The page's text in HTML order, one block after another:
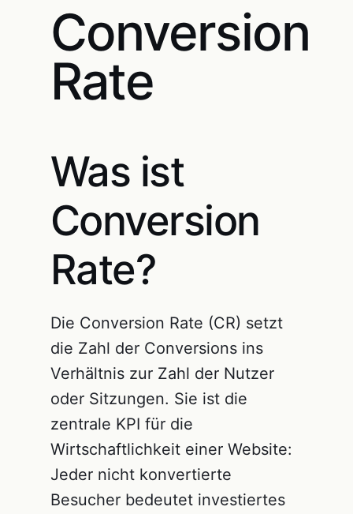
Conversion
Rate
Was ist
Conversion
Rate?
Die Conversion Rate (CR) setzt
die Zahl der Conversions ins
Verhältnis zur Zahl der Nutzer
oder Sitzungen. Sie ist die
zentrale KPI für die
Wirtschaftlichkeit einer Website:
Jeder nicht konvertierte
Besucher bedeutet investiertes